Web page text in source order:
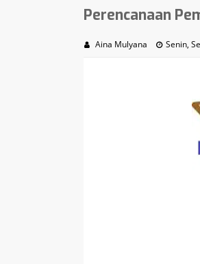
Perencanaan
Aina Mulyana Senin,